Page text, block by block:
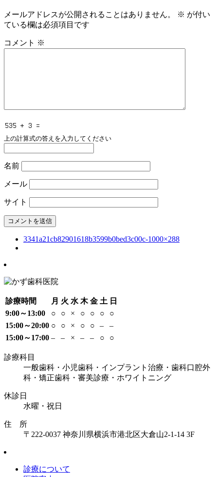
メールアドレスが公開されることはありません。 ※ が付い
ている欄は必須項目です
コメント ※
上の計算式の答えを入力してください
名前
メール
サイト
3341a21cb82901618b3599b0bed3c00c-1000×288
診療時間 月 火 水 木 金 土 日
9:00～13:00
○ ○ × ○ ○ ○
○
15:00～20:00 ○ ○ × ○ ○ –
–
15:00～17:00 – – × – – ○ ○
診療科目
一般歯科・小児歯科・インプラント治療・歯科口腔外
科・矯正歯科・審美診療・ホワイトニング
休診日
水曜・祝日
住 所
〒222-0037 神奈川県横浜市港北区大倉山2-1-14 3F
診療について